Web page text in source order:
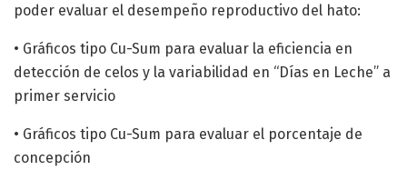
poder evaluar el desempeño reproductivo del hato:
• Gráficos tipo Cu-Sum para evaluar la eficiencia en
detección de celos y la variabilidad en “Días en Leche” a
primer servicio
• Gráficos tipo Cu-Sum para evaluar el porcentaje de
concepción